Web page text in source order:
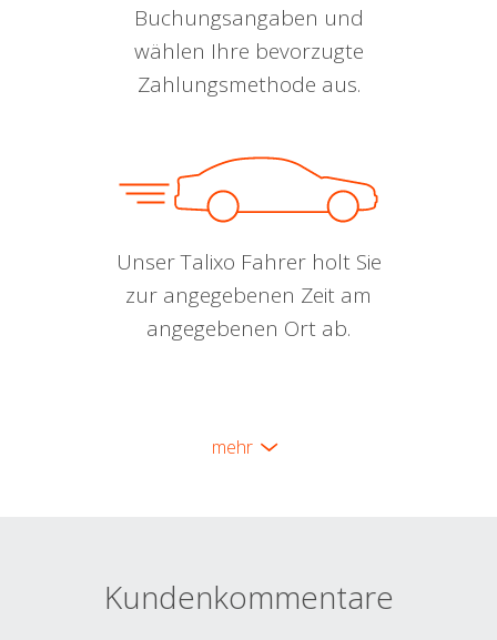
Buchungsangaben und
wählen Ihre bevorzugte
Zahlungsmethode aus.
Unser Talixo Fahrer holt Sie
zur angegebenen Zeit am
angegebenen Ort ab.
mehr
Kundenkommentare